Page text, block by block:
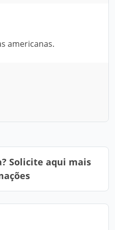
americanas.
Solicite aqui mais